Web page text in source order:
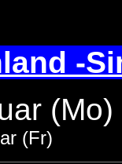
-
(Fr)